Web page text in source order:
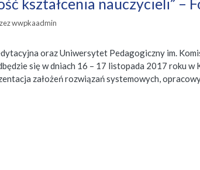
kształcenia nauczycieli” –
wwpkaadmin
oraz Uniwersytet Pedagogiczny im.
się w dniach 16 – 17 listopada 2017 roku
założeń rozwiązań systemowych,